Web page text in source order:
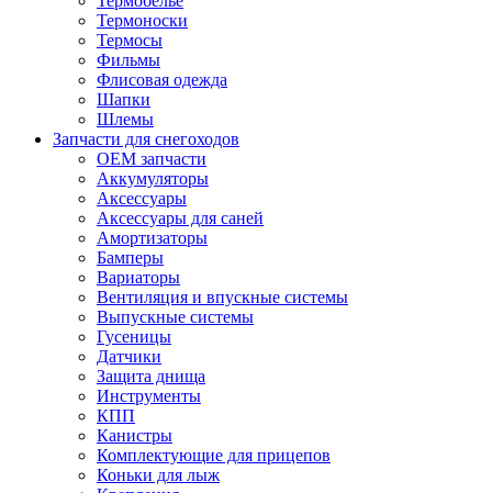
Термоноски
Термосы
Фильмы
Флисовая одежда
Шапки
Шлемы
Запчасти для снегоходов
OEM запчасти
Аккумуляторы
Аксессуары
Аксессуары для саней
Амортизаторы
Бамперы
Вариаторы
Вентиляция и впускные системы
Выпускные системы
Гусеницы
Датчики
Защита днища
Инструменты
КПП
Канистры
Комплектующие для прицепов
Коньки для лыж